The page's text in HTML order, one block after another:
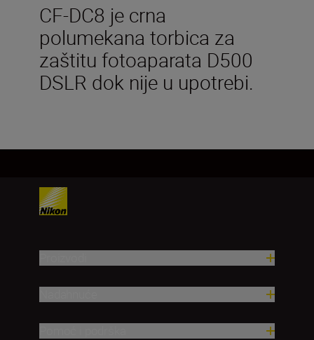
CF-DC8 je crna
polumekana torbica za
zaštitu fotoaparata D500
DSLR dok nije u upotrebi.